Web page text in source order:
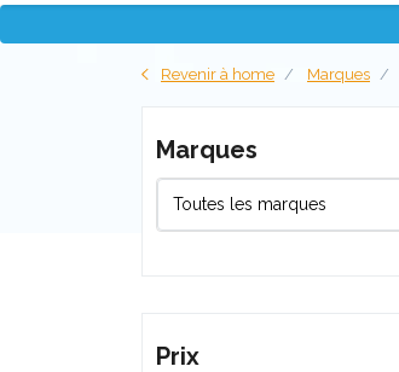
Revenir à home Marques
Marques
Prix